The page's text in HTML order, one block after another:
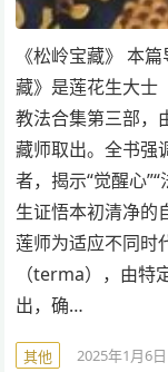
《松岭宝藏》 本
藏》是莲花生大士
教法合集第三部，
藏师取出。全书强
者，揭示“觉醒心
生证悟本初清净的
莲师为适应不同时
（terma），由特
出，确…
其他 2025年1月6日